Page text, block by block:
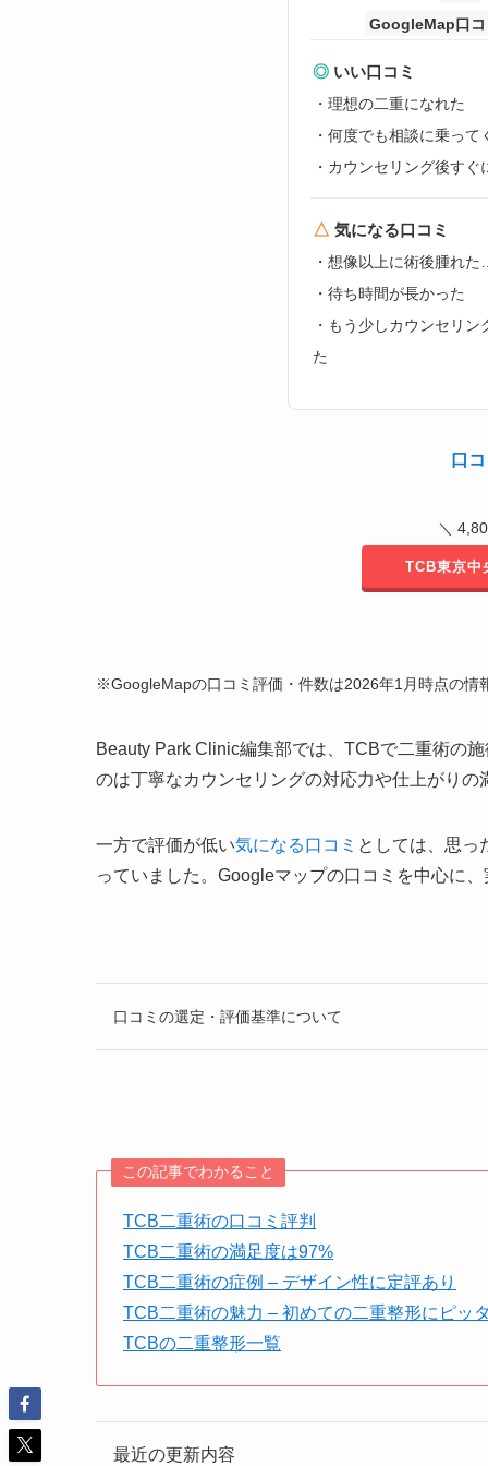
GoogleMap口コ
◎ いい口コミ
・理想の二重になれた
・何度でも相談に乗って
・カウンセリング後す
△ 気になる口コミ
・想像以上に術後腫れ
・待ち時間が長かった
・もう少しカウンセリ
た
口
＼
TCB東京中
※GoogleMapの口コミ評価・件数は2026年1月時点の情
Beauty Park Clinic編集部では、TCBで二重術の
のは丁寧なカウンセリングの対応力や仕上がりの
一方で評価が低い気になる口コミ としては、思っ
っていました。Googleマップの口コミを中心に
口コミの選定・評価基準について
この記事でわかること
TCB二重術の口コミ評判
TCB二重術の満足度は97%
TCB二重術の症例 – デザイン性に定評あり
TCB二重術の魅力 – 初めての二重整形にピッ
TCBの二重整形一覧
最近の更新内容